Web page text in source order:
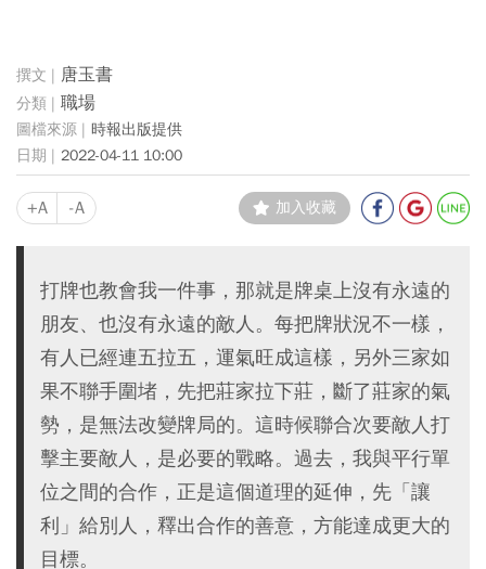
唐玉書
職場
時報出版提供
2022-04-11 10:00
+A -A 加入收藏
打牌也教會我一件事，那就是牌桌上沒有永遠的
朋友、也沒有永遠的敵人。每把牌狀況不一樣，
有人已經連五拉五，運氣旺成這樣，另外三家如
果不聯手圍堵，先把莊家拉下莊，斷了莊家的氣
勢，是無法改變牌局的。這時候聯合次要敵人打
擊主要敵人，是必要的戰略。過去，我與平行單
位之間的合作，正是這個道理的延伸，先「讓
利」給別人，釋出合作的善意，方能達成更大的
目標。